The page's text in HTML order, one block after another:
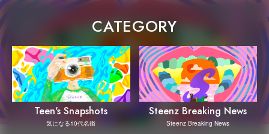
CATEGORY
Teen's Snapshots
気になる10代名鑑
Steenz Breaking News
Steenz Breaking News